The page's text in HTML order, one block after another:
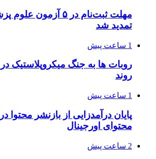
مهلت ثبت‌نام در ۵
تمدید شد
1 ساعت پیش
روبات ها به جنگ میکروپلاستیک
روند
1 ساعت پیش
پایان درآمدزایی از بازنشر محتوا
محتوای اورجینال
2 ساعت پیش